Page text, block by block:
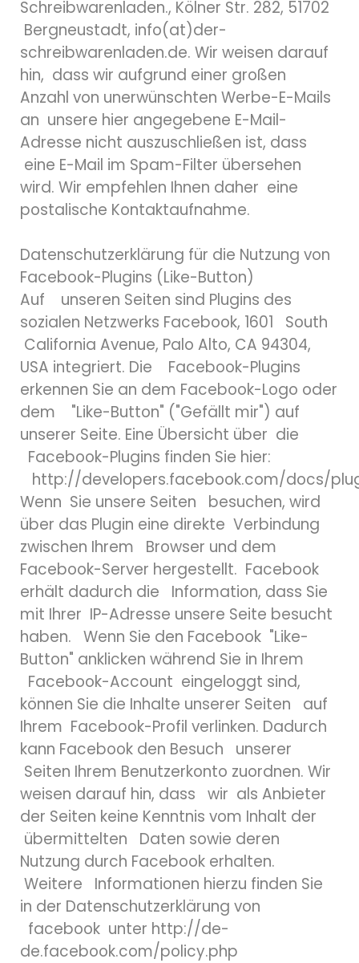
Schreibwarenladen., Kölner Str. 282, 51702
Bergneustadt, info(at)der-
schreibwarenladen.de. Wir weisen darauf
hin, dass wir aufgrund einer großen
Anzahl von unerwünschten Werbe-E-Mails
an unsere hier angegebene E-Mail-
Adresse nicht auszuschließen ist, dass
eine E-Mail im Spam-Filter übersehen
wird. Wir empfehlen Ihnen daher eine
postalische Kontaktaufnahme.
Datenschutzerklärung für die Nutzung von
Facebook-Plugins (Like-Button)
Auf unseren Seiten sind Plugins des
sozialen Netzwerks Facebook, 1601 South
California Avenue, Palo Alto, CA 94304,
USA integriert. Die Facebook-Plugins
erkennen Sie an dem Facebook-Logo oder
dem "Like-Button" ("Gefällt mir") auf
unserer Seite. Eine Übersicht über die
Facebook-Plugins finden Sie hier:
http://developers.facebook.com/docs/
Wenn Sie unsere Seiten besuchen, wird
über das Plugin eine direkte Verbindung
zwischen Ihrem Browser und dem
Facebook-Server hergestellt. Facebook
erhält dadurch die Information, dass Sie
mit Ihrer IP-Adresse unsere Seite besucht
haben. Wenn Sie den Facebook "Like-
Button" anklicken während Sie in Ihrem
Facebook-Account eingeloggt sind,
können Sie die Inhalte unserer Seiten auf
Ihrem Facebook-Profil verlinken. Dadurch
kann Facebook den Besuch unserer
Seiten Ihrem Benutzerkonto zuordnen. Wir
weisen darauf hin, dass wir als Anbieter
der Seiten keine Kenntnis vom Inhalt der
übermittelten Daten sowie deren
Nutzung durch Facebook erhalten.
Weitere Informationen hierzu finden Sie
in der Datenschutzerklärung von
facebook unter http://de-
de.facebook.com/policy.php